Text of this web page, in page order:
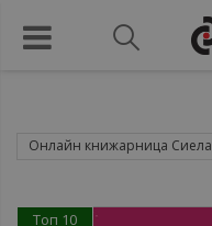
Онлайн книжарница Сиела
Топ 10